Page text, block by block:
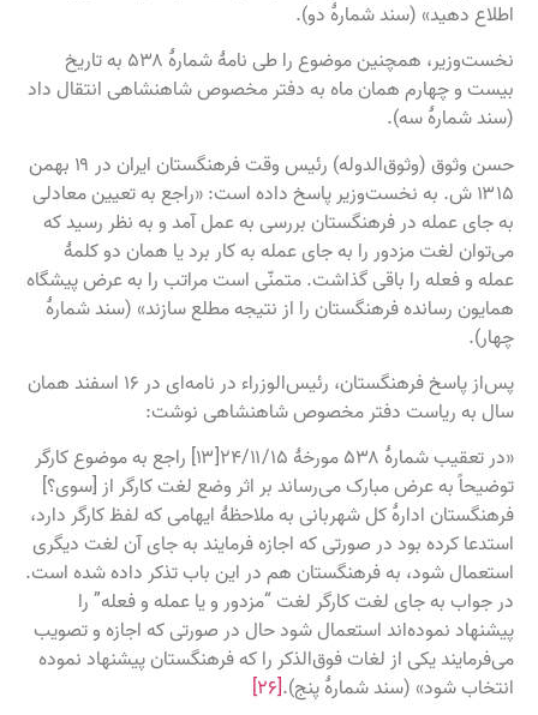
اطلاع دهید» (سند شمارهٔ دو).
نخست‌وزیر، همچنین موضوع را طی نامهٔ شمارهٔ ۵۳۸ به تاریخ
بیست و چهارم همان ماه به دفتر مخصوص شاهنشاهی انتقال داد
(سند شمارهٔ سه).
حسن وثوق (وثوق‌الدوله) رئیس وقت فرهنگستان ایران در ۱۹ بهمن
۱۳۱۵ ش. به نخست‌وزیر پاسخ داده است: «راجع به تعیین معادلی
به جای عمله در فرهنگستان بررسی به عمل آمد و به نظر رسید که
می‌توان لغت مزدور را به جای عمله به کار برد یا همان دو کلمهٔ
عمله و فعله را باقی گذاشت. متمنّی است مراتب را به عرض پیشگاه
همایون رسانده فرهنگستان را از نتیجه مطلع سازند» (سند شمارهٔ
چهار).
پس‌از پاسخ فرهنگستان، رئیس‌الوزراء در نامه‌ای در ۱۶ اسفند همان
سال به ریاست دفتر مخصوص شاهنشاهی نوشت:
«در تعقیب شمارهٔ ۵۳۸ مورخهٔ ۲۴/۱۱/۱۵[۱۳] راجع به موضوع کارگر
توضیحاً به عرض مبارک می‌رساند بر اثر وضع لغت کارگر از [سوی؟]
فرهنگستان ادارهٔ کل شهربانی به ملاحظهٔ ایهامی که لفظ کارگر دارد،
استدعا کرده بود در صورتی که اجازه فرمایند به جای آن لغت دیگری
استعمال شود، به فرهنگستان هم در این باب تذکر داده شده است.
در جواب به جای لغت کارگر لغت “مزدور و یا عمله و فعله” را
پیشنهاد نموده‌اند استعمال شود حال در صورتی که اجازه و تصویب
می‌فرمایند یکی از لغات فوق‌الذکر را که فرهنگستان پیشنهاد نموده
انتخاب شود» (سند شمارهٔ پنج).